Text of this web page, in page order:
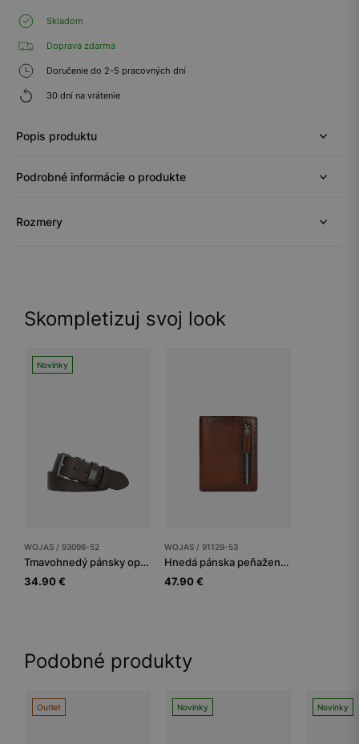
Skladom
Doprava zdarma
Doručenie do 2-5 pracovných dní
30 dní na vrátenie
Popis produktu
Podrobné informácie o produkte
Rozmery
Skompletizuj svoj look
Novinky
WOJAS / 93096-52
Tmavohnedý pánsky opasok s pútkom a logom
34.90 €
WOJAS / 91129-53
Hnedá pánska peňaženka na zips
47.90 €
Podobné produkty
Outlet Novinky Novinky